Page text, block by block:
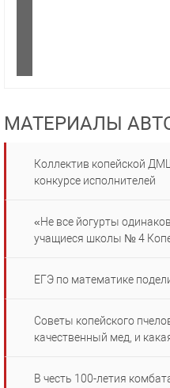
МАТЕРИАЛЫ
Коллектив копейской
конкурсе исполнителей
«Не все йогурты
учащиеся школы № 4
ЕГЭ по математике
Советы копейского
качественный мед, и
В честь 100-летия